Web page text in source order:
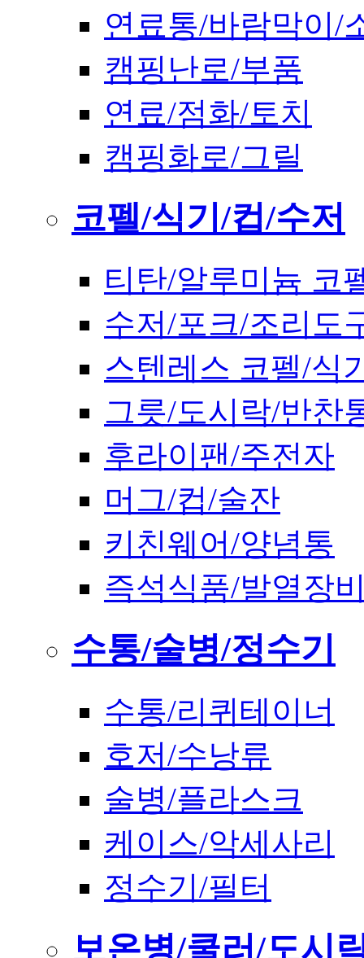
연료통/바람막이/
캠핑난로/부품
연료/점화/토치
캠핑화로/그릴
코펠/식기/컵/수저
티탄/알루미늄 코
수저/포크/조리도
스텐레스 코펠/식
그릇/도시락/반찬
후라이팬/주전자
머그/컵/술잔
키친웨어/양념통
즉석식품/발열장
수통/술병/정수기
수통/리퀴테이너
호저/수낭류
술병/플라스크
케이스/악세사리
정수기/필터
보온병/쿨러/도시